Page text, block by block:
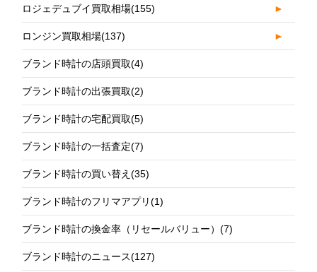
ロジェデュブイ買取相場(155) ►
ロンジン買取相場(137) ►
ブランド時計の店頭買取(4)
ブランド時計の出張買取(2)
ブランド時計の宅配買取(5)
ブランド時計の一括査定(7)
ブランド時計の買い替え(35)
ブランド時計のフリマアプリ(1)
ブランド時計の換金率（リセールバリュー）(7)
ブランド時計のニュース(127)